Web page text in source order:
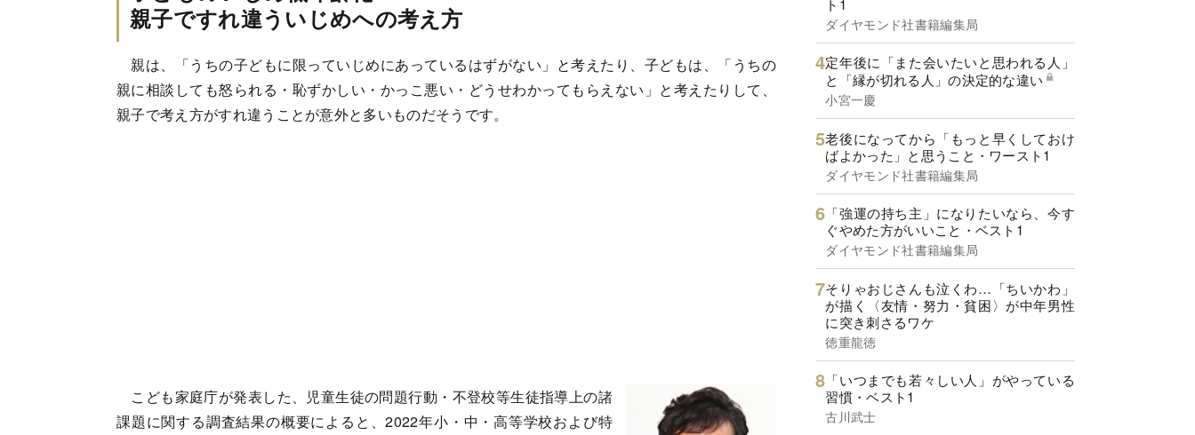
親子ですれ違ういじめへの考え方
親は、「うちの子どもに限っていじめにあっているはずがない」と考えたり、子どもは、「うちの
親に相談しても怒られる・恥ずかしい・かっこ悪い・どうせわかってもらえない」と考えたりして、
親子で考え方がすれ違うことが意外と多いものだそうです。
こども家庭庁が発表した、児童生徒の問題行動・不登校等生徒指導上の諸
課題に関する調査結果の概要によると、2022年小・中・高等学校および特
ト1
ダイヤモンド社書籍編集局
定年後に「また会いたいと思われる人」
と「縁が切れる人」の決定的な違い
小宮一慶
老後になってから「もっと早くしておけ
ばよかった」と思うこと・ワースト1
ダイヤモンド社書籍編集局
「強運の持ち主」になりたいなら、今す
ぐやめた方がいいこと・ベスト1
ダイヤモンド社書籍編集局
そりゃおじさんも泣くわ…「ちいかわ」
が描く〈友情・努力・貧困〉が中年男性
に突き刺さるワケ
徳重龍徳
「いつまでも若々しい人」がやっている
習慣・ベスト1
古川武士